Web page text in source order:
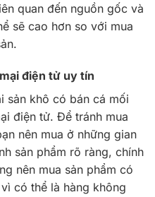
quan đến nguồn gốc và
sẽ cao hơn so với mua
điện tử uy tín
sản khô có bán cá mối
điện tử. Để tránh mua
nên mua ở những gian
sản phẩm rõ ràng, chính
nên mua sản phẩm có
có thể là hàng không